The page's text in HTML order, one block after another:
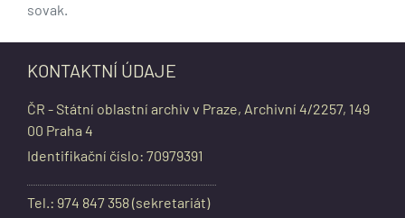
sovak.
KONTAKTNÍ ÚDAJE
ČR - Státní oblastní archiv v Praze, Archivní 4/2257, 149
00 Praha 4
Identifikační číslo: 70979391
Tel.: 974 847 358 (sekretariát)